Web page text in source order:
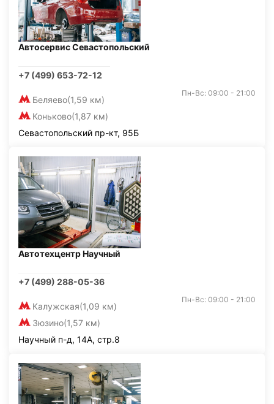
Автосервис Севастопольский
+7 (499) 653-72-12
Беляево(1,59 км)
Коньково(1,87 км)
Пн-Вс: 09:00 - 21:00
Севастопольский пр-кт, 95Б
Автотехцентр Научный
+7 (499) 288-05-36
Калужская(1,09 км)
Зюзино(1,57 км)
Пн-Вс: 09:00 - 21:00
Научный п-д, 14А, стр.8